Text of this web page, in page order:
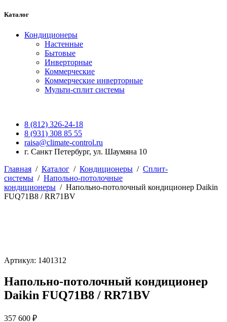
Каталог
Кондиционеры
Настенные
Бытовые
Инверторные
Коммерческие
Коммерческие инверторные
Мульти-сплит системы
8 (812) 326-24-18
8 (931) 308 85 55
raisa@climate-control.ru
г. Санкт Петербург, ул. Шаумяна 10
Главная / Каталог / Кондиционеры / Сплит-
системы / Напольно-потолочные
кондиционеры / Напольно-потолочный кондиционер Daikin
FUQ71B8 / RR71BV
Артикул: 1401312
Напольно-потолочный кондиционер
Daikin FUQ71B8 / RR71BV
357 600 ₽